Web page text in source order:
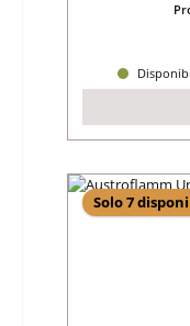
Solo 7